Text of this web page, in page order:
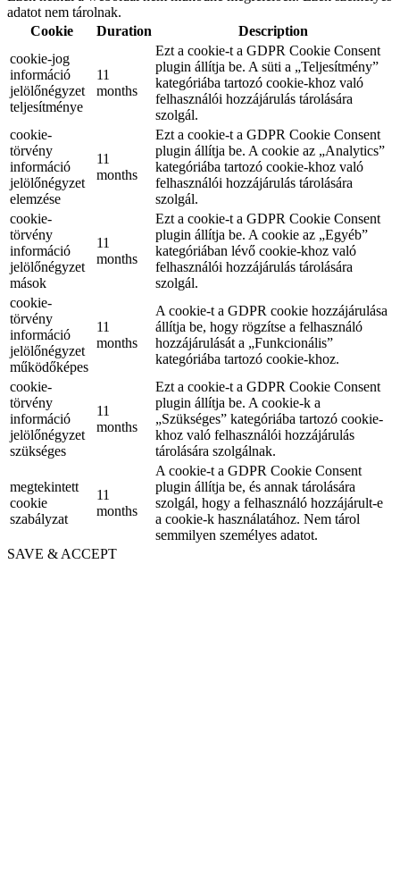
adatot nem tárolnak.
Cookie
Duration
Description
cookie-jog
információ
jelölőnégyzet
teljesítménye
11
months
Ezt a cookie-t a GDPR Cookie Consent
plugin állítja be. A süti a „Teljesítmény”
kategóriába tartozó cookie-khoz való
felhasználói hozzájárulás tárolására
szolgál.
cookie-
törvény
információ
jelölőnégyzet
elemzése
11
months
Ezt a cookie-t a GDPR Cookie Consent
plugin állítja be. A cookie az „Analytics”
kategóriába tartozó cookie-khoz való
felhasználói hozzájárulás tárolására
szolgál.
cookie-
törvény
információ
jelölőnégyzet
mások
11
months
Ezt a cookie-t a GDPR Cookie Consent
plugin állítja be. A cookie az „Egyéb”
kategóriában lévő cookie-khoz való
felhasználói hozzájárulás tárolására
szolgál.
cookie-
törvény
információ
jelölőnégyzet
működőképes
11
months
A cookie-t a GDPR cookie hozzájárulása
állítja be, hogy rögzítse a felhasználó
hozzájárulását a „Funkcionális”
kategóriába tartozó cookie-khoz.
cookie-
törvény
információ
jelölőnégyzet
szükséges
11
months
Ezt a cookie-t a GDPR Cookie Consent
plugin állítja be. A cookie-k a
„Szükséges” kategóriába tartozó cookie-
khoz való felhasználói hozzájárulás
tárolására szolgálnak.
megtekintett
cookie
szabályzat
11
months
A cookie-t a GDPR Cookie Consent
plugin állítja be, és annak tárolására
szolgál, hogy a felhasználó hozzájárult-e
a cookie-k használatához. Nem tárol
semmilyen személyes adatot.
SAVE & ACCEPT